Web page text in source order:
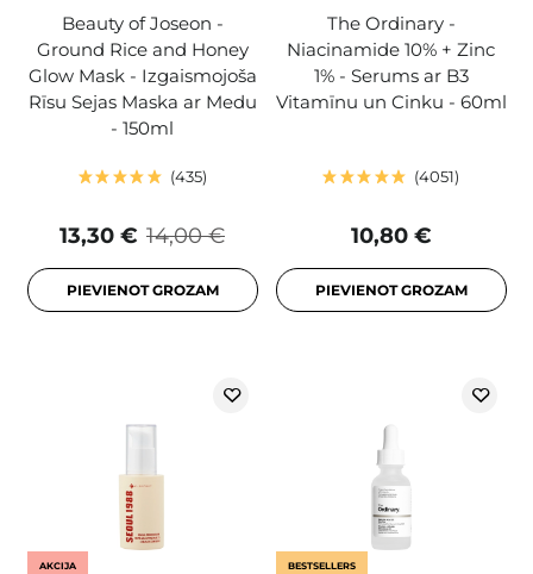
Beauty of Joseon -
Ground Rice and Honey
Glow Mask - Izgaismojoša
Rīsu Sejas Maska ar Medu
- 150ml
435
14,00 €
13,30 €
PIEVIENOT GROZAM
The Ordinary -
Niacinamide 10% + Zinc
1% - Serums ar B3
Vitamīnu un Cinku - 60ml
4051
10,80 €
PIEVIENOT GROZAM
AKCIJA BESTSELLERS